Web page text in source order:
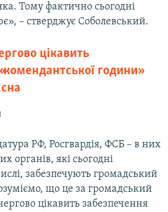
Тому фактично сьогодні
– стверджує Соболевський.
цікавить
години»
РФ, Росгвардія, ФСБ – в них
органів, які сьогодні
забезпечують громадський
що це за громадський
цікавить забезпечення